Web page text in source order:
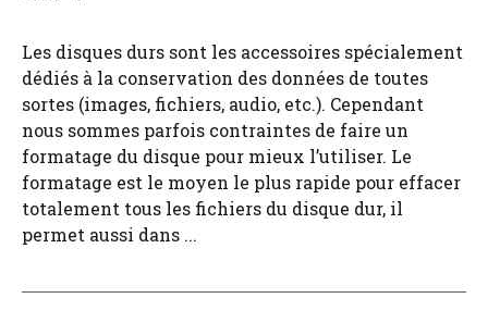
Les disques durs sont les accessoires spécialement
dédiés à la conservation des données de toutes
sortes (images, fichiers, audio, etc.). Cependant
nous sommes parfois contraintes de faire un
formatage du disque pour mieux l’utiliser. Le
formatage est le moyen le plus rapide pour effacer
totalement tous les fichiers du disque dur, il
permet aussi dans ...